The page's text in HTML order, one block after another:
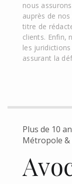
nous
auprès de
titre de
clients. Enfin,
les
assurant la
Plus de 10
Métropole &